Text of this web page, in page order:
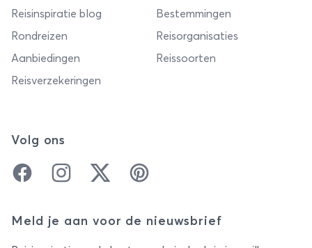
Reisinspiratie blog
Bestemmingen
Rondreizen
Reisorganisaties
Aanbiedingen
Reissoorten
Reisverzekeringen
Volg ons
FacebookInstagramTwitter Pinterest
Meld je aan voor de nieuwsbrief